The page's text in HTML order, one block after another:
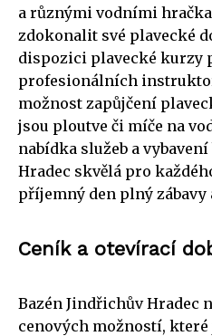
a různými vodními
zdokonalit své plavecké
dispozici plavecké kurzy
profesionálních
možnost zapůjčení
jsou ploutve či míče na
nabídka služeb a
Hradec skvělá pro
příjemný den plný zábavy
Ceník a otevírací
Bazén Jindřichův Hradec
cenových možností,